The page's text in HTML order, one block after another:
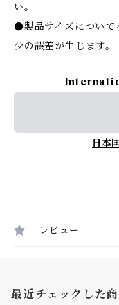
い。
●製品サイズについて
少の誤差が生じます。
日本
レビュー
最近チェックした